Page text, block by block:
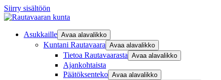
Siirry sisältöön
Asukkaille Avaa alavalikko
Kuntani Rautavaara Avaa alavalikko
Tietoa Rautavaarasta Avaa alavalikko
Ajankohtaista
Päätöksenteko Avaa alavalikko